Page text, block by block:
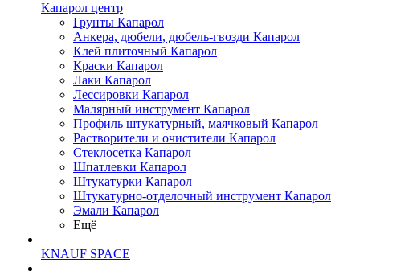
Капарол центр
Грунты Капарол
Анкера, дюбели, дюбель-гвозди Капарол
Клей плиточный Капарол
Краски Капарол
Лаки Капарол
Лессировки Капарол
Малярный инструмент Капарол
Профиль штукатурный, маячковый Капарол
Растворители и очистители Капарол
Cтеклосетка Капарол
Шпатлевки Капарол
Штукатурки Капарол
Штукатурно-отделочный инструмент Капарол
Эмали Капарол
Ещё
KNAUF SPACE